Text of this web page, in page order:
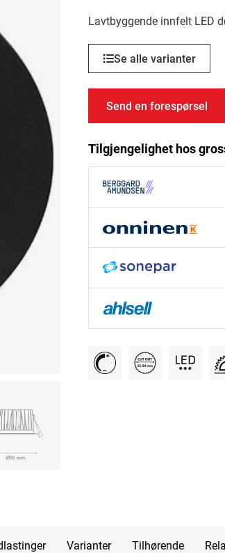
Lavtbyggende innfelt LED
Se alle varianter
Send en forespørsel
Tilgjengelighet hos
Varianter Tilhørende